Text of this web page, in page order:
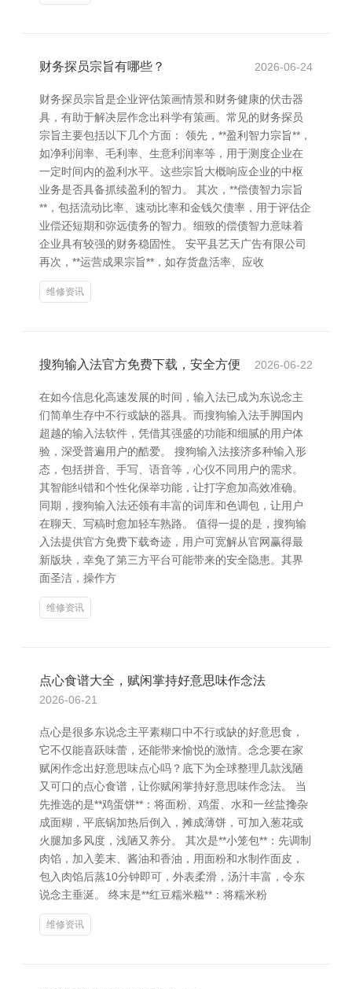
财务探员宗旨有哪些？ 2026-06-24
财务探员宗旨是企业评估策画情景和财务健康的伏击器
具，有助于解决层作念出科学有策画。常见的财务探员
宗旨主要包括以下几个方面： 领先，**盈利智力宗旨**，
如净利润率、毛利率、生意利润率等，用于测度企业在
一定时间内的盈利水平。这些宗旨大概响应企业的中枢
业务是否具备抓续盈利的智力。 其次，**偿债智力宗旨
**，包括流动比率、速动比率和金钱欠债率，用于评估企
业偿还短期和弥远债务的智力。细致的偿债智力意味着
企业具有较强的财务稳固性。 安平县艺天广告有限公司
再次，**运营成果宗旨**，如存货盘活率、应收
维修资讯
搜狗输入法官方免费下载，安全方便 2026-06-22
在如今信息化高速发展的时间，输入法已成为东说念主
们简单生存中不行或缺的器具。而搜狗输入法手脚国内
超越的输入法软件，凭借其强盛的功能和细腻的用户体
验，深受普遍用户的酷爱。 搜狗输入法接济多种输入形
态，包括拼音、手写、语音等，心仪不同用户的需求。
其智能纠错和个性化保举功能，让打字愈加高效准确。
同期，搜狗输入法还领有丰富的词库和色调包，让用户
在聊天、写稿时愈加轻车熟路。 值得一提的是，搜狗输
入法提供官方免费下载奇迹，用户可宽解从官网赢得最
新版块，幸免了第三方平台可能带来的安全隐患。其界
面圣洁，操作方
维修资讯
点心食谱大全，赋闲掌持好意思味作念法
2026-06-21
点心是很多东说念主平素糊口中不行或缺的好意思食，
它不仅能喜跃味蕾，还能带来愉悦的激情。念念要在家
赋闲作念出好意思味点心吗？底下为全球整理几款浅陋
又可口的点心食谱，让你赋闲掌持好意思味作念法。 当
先推选的是**鸡蛋饼**：将面粉、鸡蛋、水和一丝盐搀杂
成面糊，平底锅加热后倒入，摊成薄饼，可加入葱花或
火腿加多风度，浅陋又养分。 其次是**小笼包**：先调制
肉馅，加入姜末、酱油和香油，用面粉和水制作面皮，
包入肉馅后蒸10分钟即可，外表柔滑，汤汁丰富，令东
说念主垂涎。 终末是**红豆糯米糍**：将糯米粉
维修资讯